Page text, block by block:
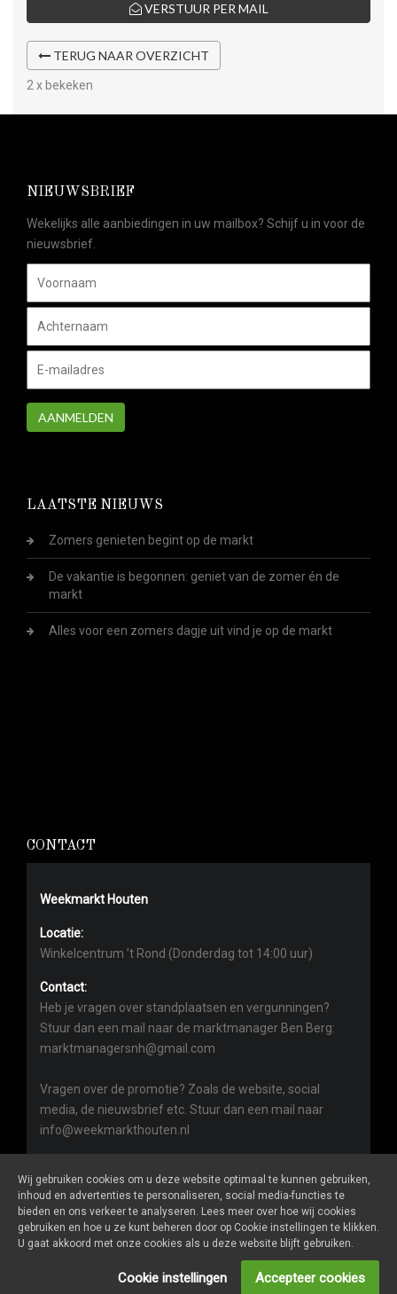
VERSTUUR PER MAIL
TERUG NAAR OVERZICHT
2 x bekeken
NIEUWSBRIEF
Wekelijks alle aanbiedingen in uw mailbox? Schijf u in voor de
nieuwsbrief.
AANMELDEN
LAATSTE NIEUWS
Zomers genieten begint op de markt
De vakantie is begonnen: geniet van de zomer én de
markt
Alles voor een zomers dagje uit vind je op de markt
CONTACT
Weekmarkt Houten
Locatie:
Winkelcentrum ’t Rond (Donderdag tot 14:00 uur)
Contact:
Heb je vragen over standplaatsen en vergunningen?
Stuur dan een mail naar de marktmanager Ben Berg:
marktmanagersnh@gmail.com
Vragen over de promotie? Zoals de website, social
media, de nieuwsbrief etc. Stuur dan een mail naar
info@weekmarkthouten.nl
Weekmarkthouten.nlis een website vanDe Markt Online
ALGEMENE VOORWAARDEN
PRIVACY- EN COOKIEVERKLARING
ONDERNEMERS LOGIN
Wij gebruiken cookies om u deze website optimaal te kunnen gebruiken,
inhoud en advertenties te personaliseren, social media-functies te
bieden en ons verkeer te analyseren. Lees meer over hoe wij cookies
gebruiken en hoe u ze kunt beheren door op Cookie instellingen te klikken.
U gaat akkoord met onze cookies als u deze website blijft gebruiken.
Cookie instellingen Accepteer cookies